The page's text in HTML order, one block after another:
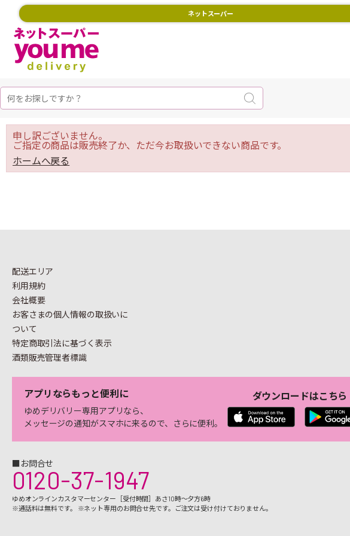
ネットスーパー
申し訳ございません。
ご指定の商品は販売終了か、ただ今お取扱いできない商品です。
ホームへ戻る
配送エリア
利用規約
会社概要
お客さまの個人情報の取扱いに
ついて
特定商取引法に基づく表示
酒類販売管理者標識
アプリならもっと便利に
ゆめデリバリー専用アプリなら、
メッセージの通知がスマホに来るので、さらに便利。
ダウンロードはこちら
■お問合せ
0120-37-1947
ゆめオンラインカスタマーセンター［受付時間］あさ10時～夕方6時
※通話料は無料です。 ※ネット専用のお問合せ先です。ご注文は受け付けておりません。